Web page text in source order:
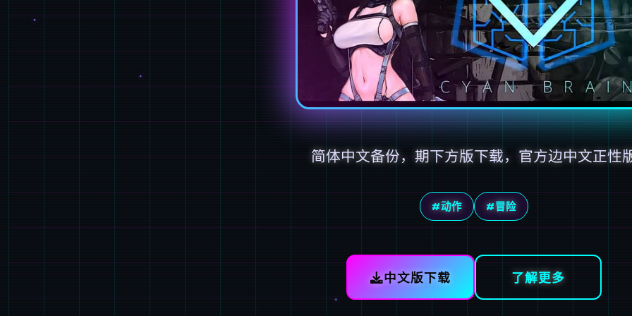
简体中文备份，期下方版下载，官方边中文正性
#动作 #冒险
中文版下载 了解更多